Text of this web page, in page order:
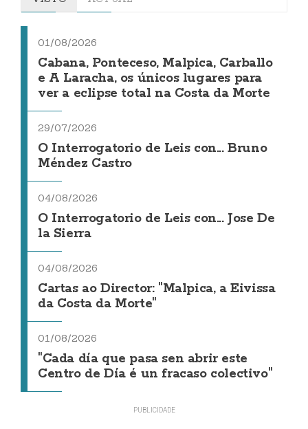
01/08/2026
Cabana, Ponteceso, Malpica, Carballo
e A Laracha, os únicos lugares para
ver a eclipse total na Costa da Morte
29/07/2026
O Interrogatorio de Leis con... Bruno
Méndez Castro
04/08/2026
O Interrogatorio de Leis con... Jose De
la Sierra
04/08/2026
Cartas ao Director: "Malpica, a Eivissa
da Costa da Morte"
01/08/2026
"Cada día que pasa sen abrir este
Centro de Día é un fracaso colectivo"